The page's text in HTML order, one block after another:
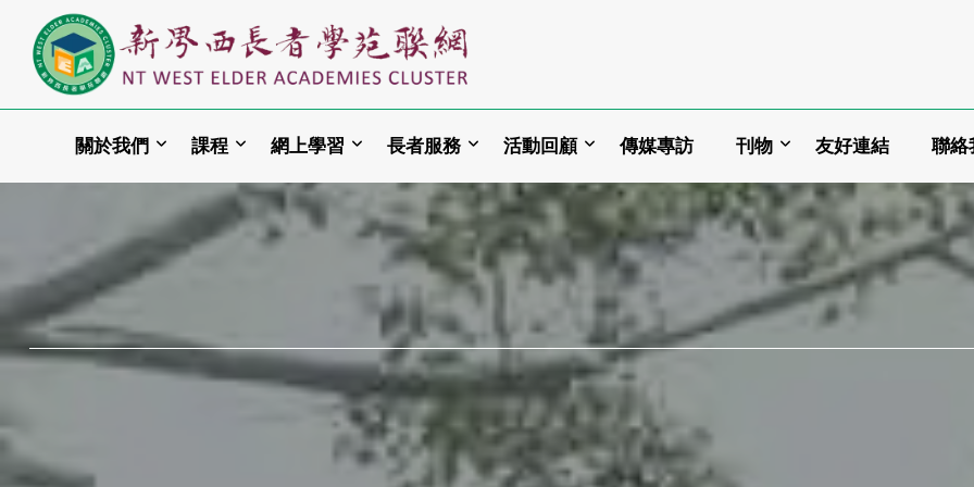
關於我們 課程 網上學習 長者服務 活動回顧 傳媒專訪 刊物 友好連結 聯絡